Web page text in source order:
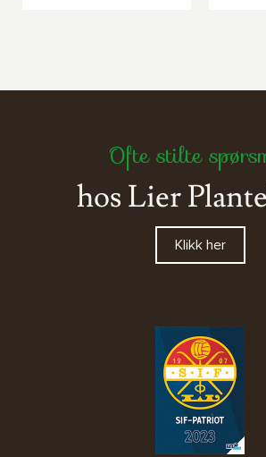
Ofte stilte
hos Lier
Klikk her